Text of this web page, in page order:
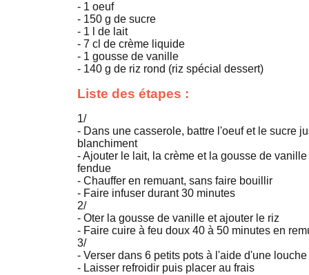
- 1 oeuf
- 150 g de sucre
- 1 l de lait
- 7 cl de crème liquide
- 1 gousse de vanille
- 140 g de riz rond (riz spécial dessert)
Liste des étapes :
1/
- Dans une casserole, battre l'oeuf et le sucre
blanchiment
- Ajouter le lait, la crème et la gousse de vanille
fendue
- Chauffer en remuant, sans faire bouillir
- Faire infuser durant 30 minutes
2/
- Oter la gousse de vanille et ajouter le riz
- Faire cuire à feu doux 40 à 50 minutes en
3/
- Verser dans 6 petits pots à l'aide d'une louche
- Laisser refroidir puis placer au frais